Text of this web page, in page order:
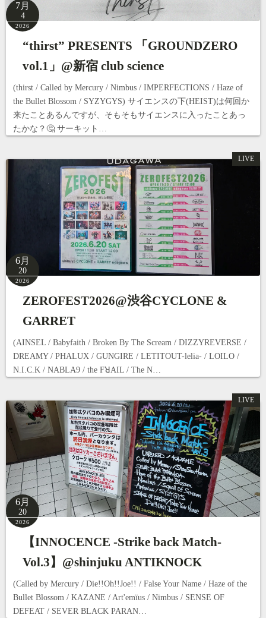
7月
4
2026
“thirst” PRESENTS 「GROUNDZERO
vol.1」@新宿 club science
(thirst / Called by Mercury / Nimbus / IMPERFECTIONS / Haze of
the Bullet Blossom / SYZYGYS) サイエンスの下(HEIST)は何回か
来たことあるんですが、そもそもサイエンスに入ったことあっ
たかな？🤔 サーキット…
LIVE
6月
20
2026
ZEROFEST2026@渋谷CYCLONE &
GARRET
(AINSEL / Babyfaith / Broken By The Scream / DIZZYREVERSE /
DREAMY / PHALUX / GUNGIRE / LETITOUT-lelia- / LOILO /
N.I.C.K / NABLA9 / the FꓤAIL / The N…
LIVE
6月
20
2026
【INNOCENCE -Strike back Match-
Vol.3】@shinjuku ANTIKNOCK
(Called by Mercury / Die!!Oh!!Joe!! / False Your Name / Haze of the
Bullet Blossom / KAZANE / Art'emïus / Nimbus / SENSE OF
DEFEAT / SEVER BLACK PARAN…